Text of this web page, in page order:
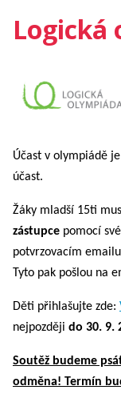
Logická
Účast v olympiádě
účast.
Žáky mladší 15ti
zástupce pomocí
potvrzovacím
Tyto pak pošlou na
Děti přihlašujte zde:
nejpozději do 30. 9.
Soutěž budeme
odměna! Termín